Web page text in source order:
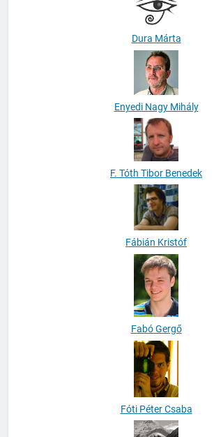
Dura Márta
Enyedi Nagy Mihály
F. Tóth Tibor Benedek
Fábián Kristóf
Fabó Gergő
Fóti Péter Csaba